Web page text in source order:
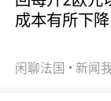
成本有所下降
闲聊法国 新闻